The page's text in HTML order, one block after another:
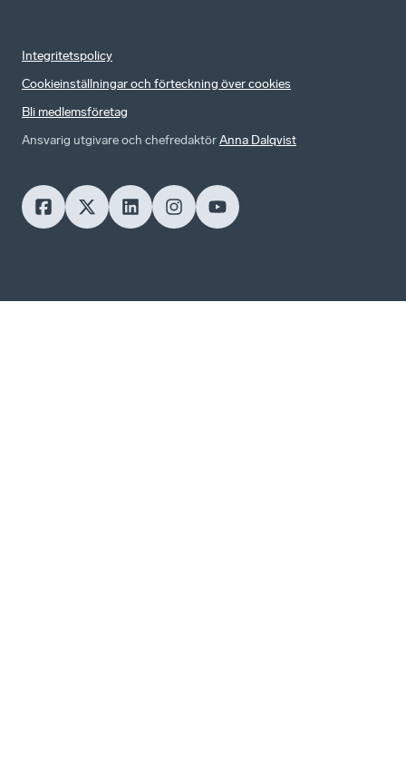
Integritetspolicy
Cookieinställningar och förteckning över cookies
Bli medlemsföretag
Ansvarig utgivare och chefredaktörAnna Dalqvist